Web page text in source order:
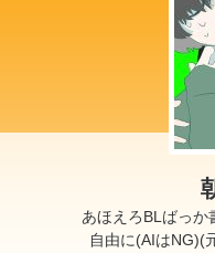
あほえろBLばっか
自由に(AIはNG)(